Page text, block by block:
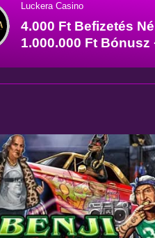
Luckera Casino
4.000 Ft Befizetés
1.000.000 Ft Bónusz